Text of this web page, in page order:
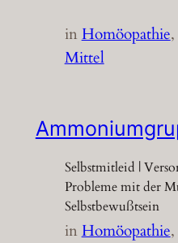
inHomöopathie,
Mittel
Selbstmitleid |
Probleme mit der
Selbstbewußtsein
inHomöopathie,